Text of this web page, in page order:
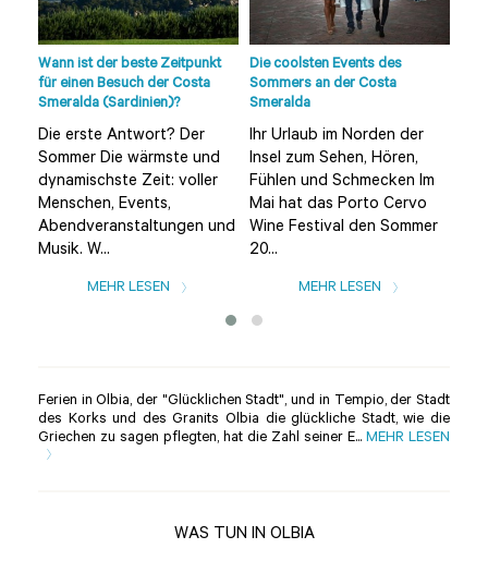
Wann ist der beste Zeitpunkt
für einen Besuch der Costa
Smeralda (Sardinien)?
Die erste Antwort? Der
Sommer Die wärmste und
dynamischste Zeit: voller
Menschen, Events,
Abendveranstaltungen und
Musik. W...
MEHR LESEN
Die coolsten Events des
Sommers an der Costa
Smeralda
Ihr Urlaub im Norden der
Insel zum Sehen, Hören,
Fühlen und Schmecken Im
Mai hat das Porto Cervo
Wine Festival den Sommer
20...
MEHR LESEN
Ferien in Olbia, der "Glücklichen Stadt", und in Tempio, der Stadt
des Korks und des Granits Olbia die glückliche Stadt, wie die
Griechen zu sagen pflegten, hat die Zahl seiner E... MEHR LESEN
WAS TUN IN OLBIA